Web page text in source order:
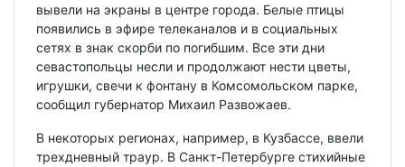
вывели на экраны в центре города. Белые птицы
появились в эфире телеканалов и в социальных
сетях в знак скорби по погибшим. Все эти дни
севастопольцы несли и продолжают нести цветы,
игрушки, свечи к фонтану в Комсомольском парке,
сообщил губернатор Михаил Развожаев.
В некоторых регионах, например, в Кузбассе, ввели
трехдневный траур. В Санкт-Петербурге стихийные